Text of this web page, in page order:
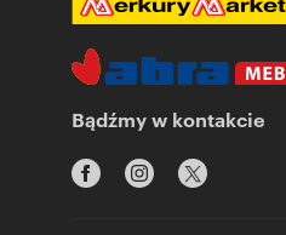
Bądźmy w kontakcie